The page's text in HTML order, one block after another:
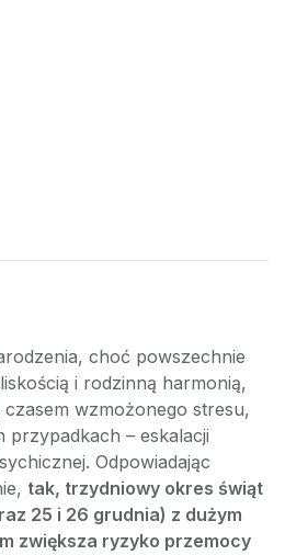
choć powszechnie
i rodzinną harmonią,
wzmożonego stresu,
przypadkach – eskalacji
Odpowiadając
tak, trzydniowy okres świąt
25 i 26 grudnia) z dużym
zwiększa ryzyko przemocy